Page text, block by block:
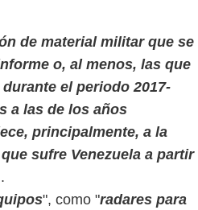
de material militar que se
o, al menos, las que
el periodo 2017-
a las de los años
principalmente, a la
sufre Venezuela a partir
", como "radares para